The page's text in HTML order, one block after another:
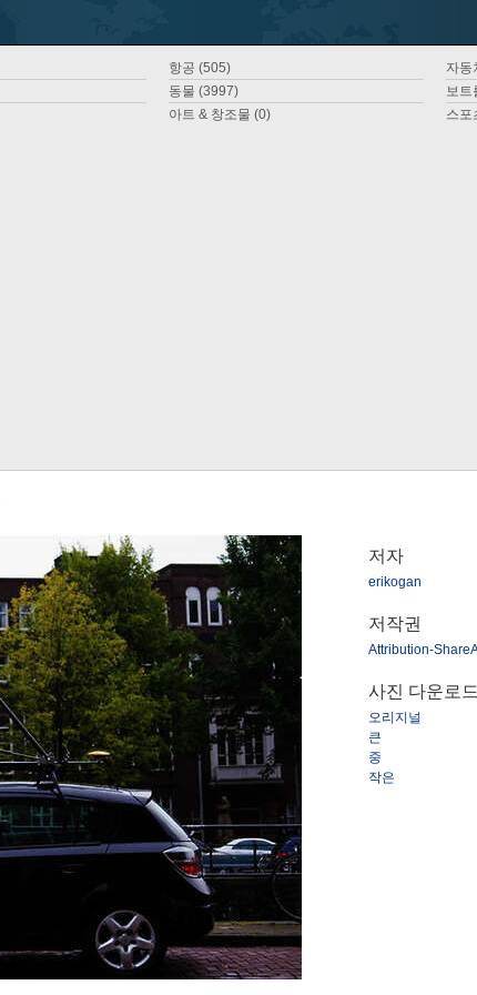
자동
항공 (505)
보트
동물 (3997)
스포
아트 & 창조물 (0)
저자
erikogan
저작권
Attribution-
사진 다운로드
오리지널
큰
중
작은